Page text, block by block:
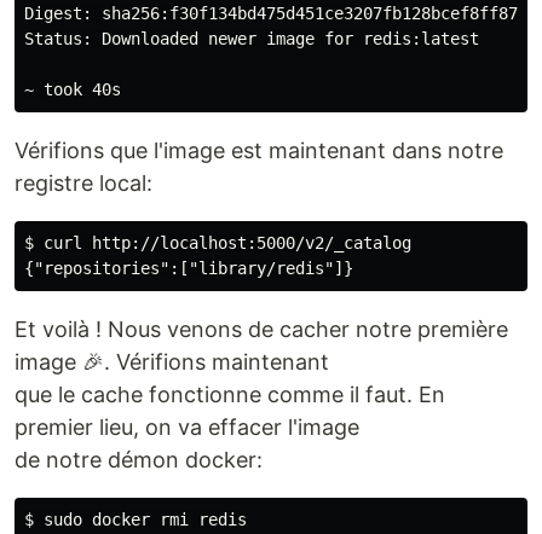
Digest:
Status: Downloaded newer image for redis:latest
Vérifions que l'image est maintenant dans notre
registre local:
$ curl http://localhost:5000/v2/_catalog
Et voilà ! Nous venons de cacher notre première
image 🎉. Vérifions maintenant
que le cache fonctionne comme il faut. En
premier lieu, on va effacer l'image
de notre démon docker:
$ sudo docker rmi redis